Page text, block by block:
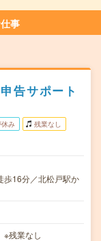
事
告サポート
休み 残業なし
歩16分／北松戸駅か
残業なし